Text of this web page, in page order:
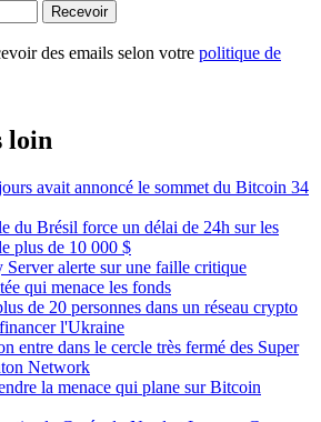
Recevoir
des emails selon votre politique de
loin
avait annoncé le sommet du Bitcoin 34
du Brésil force un délai de 24h sur les
plus de 10 000 $
alerte sur une faille critique
qui menace les fonds
de 20 personnes dans un réseau crypto
l'Ukraine
entre dans le cercle très fermé des Super
Network
la menace qui plane sur Bitcoin